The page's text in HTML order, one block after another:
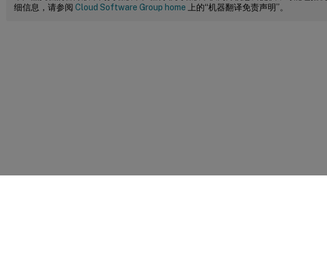
细信息，请参阅 Cloud Software Group home 上的“机器翻译免责声明”。